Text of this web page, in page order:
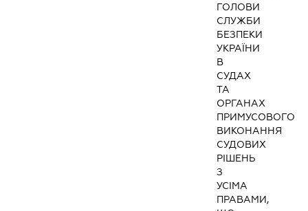
ГОЛОВИ
СЛУЖБИ
БЕЗПЕКИ
УКРАЇНИ
В
СУДАХ
ТА
ОРГАНАХ
ПРИМУСОВОГО
ВИКОНАННЯ
СУДОВИХ
РІШЕНЬ
З
УСІМА
ПРАВАМИ,